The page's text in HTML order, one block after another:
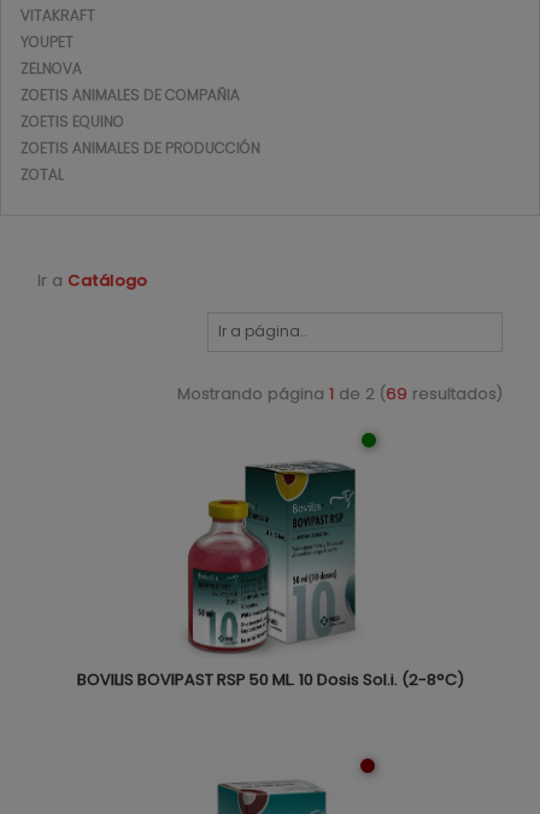
Ir a Catálogo
Mostrando página 1 de 2 (69 resultados)
BOVILIS BOVIPAST RSP 50 ML. 10 Dosis Sol.i. (2-8°C)
VITAKRAFT
YOUPET
ZELNOVA
ZOETIS ANIMALES DE COMPAÑIA
ZOETIS EQUINO
ZOETIS ANIMALES DE PRODUCCIÓN
ZOTAL